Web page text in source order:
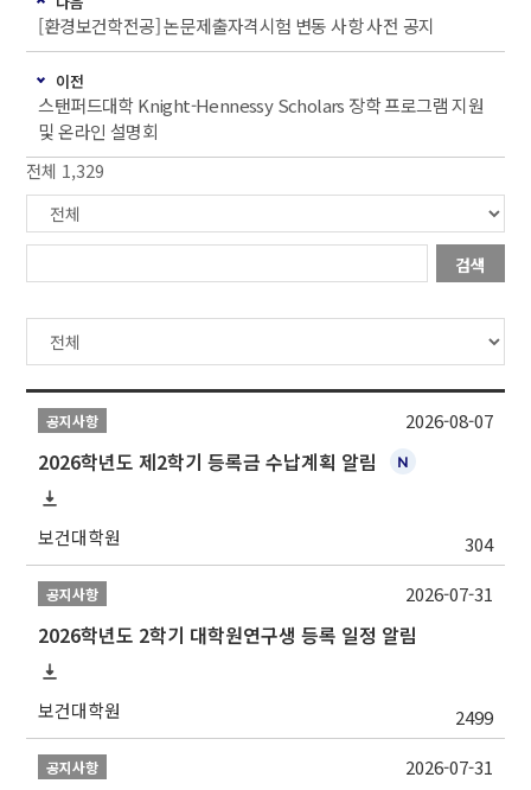
[환경보건학전공] 논문제출자격시험 변동 사항 사전 공지
이전
스탠퍼드대학 Knight-Hennessy Scholars 장학 프로그램 지원
및 온라인 설명회
전체 1,329
검색
공지사항
2026학년도 제2학기 등록금 수납계획 알림
보건대학원 304
2026-08-07
공지사항
2026학년도 2학기 대학원연구생 등록 일정 알림
보건대학원 2499
2026-07-31
공지사항 2026-07-31